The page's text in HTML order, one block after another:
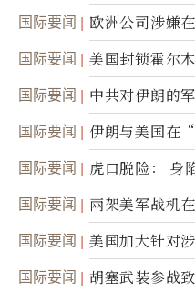
职责
国际要闻
欧洲公司涉嫌
美军基地的卫
国际要闻 美国封锁霍尔
国际要闻
中共对伊朗的
接技术转让
国际要闻 伊朗与美国在
国际要闻 虎口脱险： 身
国际要闻
兩架美军战机
踪
国际要闻
美国加大针对
民权力度
国际要闻
胡塞武装参战